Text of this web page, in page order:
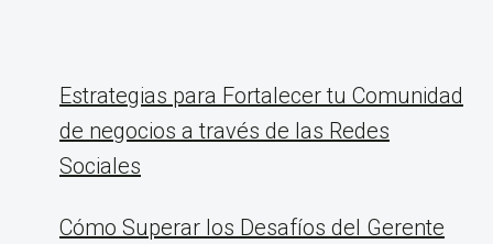
Estrategias para Fortalecer tu Comunidad
de negocios a través de las Redes
Sociales
Cómo Superar los Desafíos del Gerente